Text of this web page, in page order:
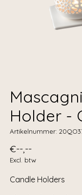
Holder -
Artikelnummer:
€--,--
Excl. btw
Candle Holders